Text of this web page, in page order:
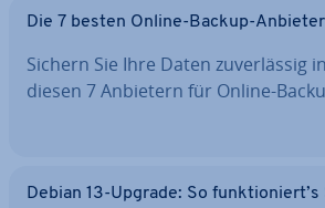
Die 7 besten Online-Backup-
Sichern Sie Ihre Daten zu­ver­läs­sig
diesen 7 Anbietern für Online-
Debian 13-Upgrade: So